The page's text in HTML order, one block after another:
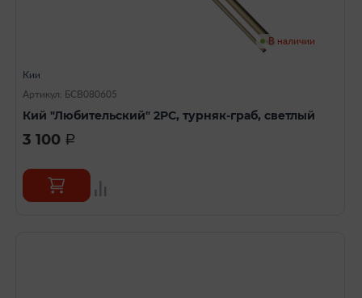
В наличии
Кии
Артикул: БСВ080605
Кий "Любительский" 2РС, турняк-граб, светлый
3 100 a